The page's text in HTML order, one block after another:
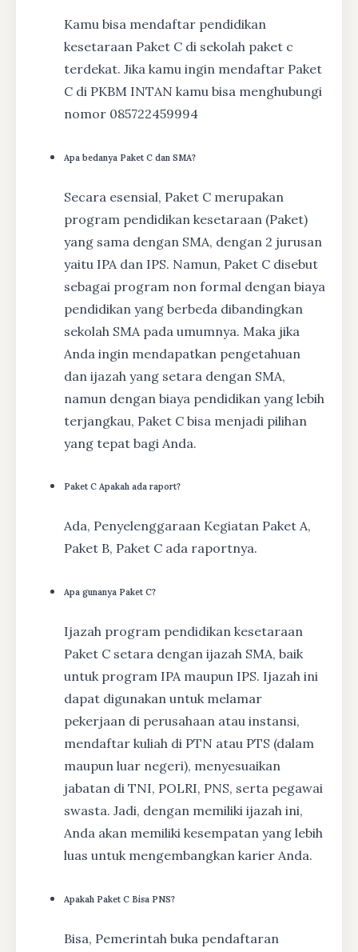
Kamu bisa mendaftar pendidikan
kesetaraan Paket C di sekolah paket c
terdekat. Jika kamu ingin mendaftar Paket
C di PKBM INTAN kamu bisa menghubungi
nomor 085722459994
Apa bedanya Paket C dan SMA?
Secara esensial, Paket C merupakan
program pendidikan kesetaraan (Paket)
yang sama dengan SMA, dengan 2 jurusan
yaitu IPA dan IPS. Namun, Paket C disebut
sebagai program non formal dengan biaya
pendidikan yang berbeda dibandingkan
sekolah SMA pada umumnya. Maka jika
Anda ingin mendapatkan pengetahuan
dan ijazah yang setara dengan SMA,
namun dengan biaya pendidikan yang lebih
terjangkau, Paket C bisa menjadi pilihan
yang tepat bagi Anda.
Paket C Apakah ada raport?
Ada, Penyelenggaraan Kegiatan Paket A,
Paket B, Paket C ada raportnya.
Apa gunanya Paket C?
Ijazah program pendidikan kesetaraan
Paket C setara dengan ijazah SMA, baik
untuk program IPA maupun IPS. Ijazah ini
dapat digunakan untuk melamar
pekerjaan di perusahaan atau instansi,
mendaftar kuliah di PTN atau PTS (dalam
maupun luar negeri), menyesuaikan
jabatan di TNI, POLRI, PNS, serta pegawai
swasta. Jadi, dengan memiliki ijazah ini,
Anda akan memiliki kesempatan yang lebih
luas untuk mengembangkan karier Anda.
Apakah Paket C Bisa PNS?
Bisa, Pemerintah buka pendaftaran